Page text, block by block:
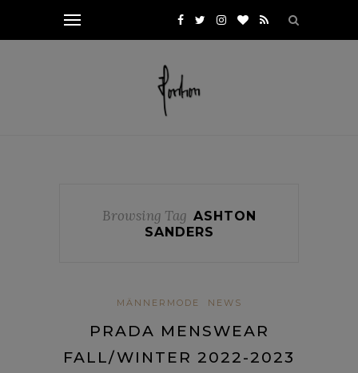
Browsing Tag ASHTON
SANDERS
MÄNNERMODE NEWS
PRADA MENSWEAR
FALL/WINTER 2022-2023